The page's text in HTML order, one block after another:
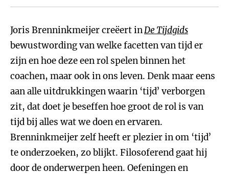
Joris Brenninkmeijer creëert inDe Tijdgids
bewustwording van welke facetten van tijd er
zijn en hoe deze een rol spelen binnen het
coachen, maar ook in ons leven. Denk maar eens
aan alle uitdrukkingen waarin ‘tijd’ verborgen
zit, dat doet je beseffen hoe groot de rol is van
tijd bij alles wat we doen en ervaren.
Brenninkmeijer zelf heeft er plezier in om ‘tijd’
te onderzoeken, zo blijkt. Filosoferend gaat hij
door de onderwerpen heen. Oefeningen en